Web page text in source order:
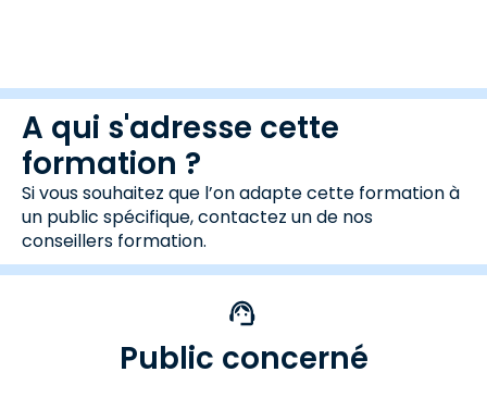
A qui s'adresse cette
formation ?
Si vous souhaitez que l’on adapte cette formation à
un public spécifique, contactez un de nos
conseillers formation.
Public concerné